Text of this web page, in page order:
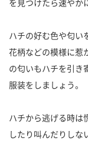
を見つけたら速やか
ハチの好む色や匂い
花柄などの模様に惹
の匂いもハチを引き
服装をしましょう。
ハチから逃げる時は
したり叫んだりしな